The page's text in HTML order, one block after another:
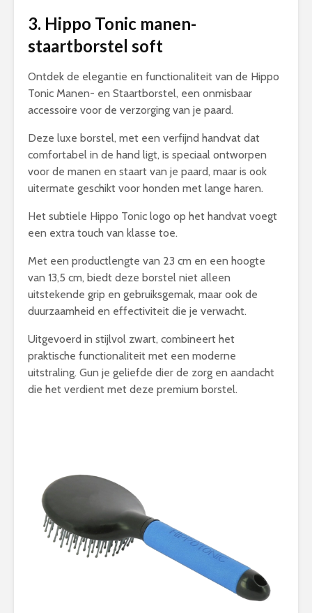
3. Hippo Tonic manen-
staartborstel soft
Ontdek de elegantie en functionaliteit van de Hippo
Tonic Manen- en Staartborstel, een onmisbaar
accessoire voor de verzorging van je paard.
Deze luxe borstel, met een verfijnd handvat dat
comfortabel in de hand ligt, is speciaal ontworpen
voor de manen en staart van je paard, maar is ook
uitermate geschikt voor honden met lange haren.
Het subtiele Hippo Tonic logo op het handvat voegt
een extra touch van klasse toe.
Met een productlengte van 23 cm en een hoogte
van 13,5 cm, biedt deze borstel niet alleen
uitstekende grip en gebruiksgemak, maar ook de
duurzaamheid en effectiviteit die je verwacht.
Uitgevoerd in stijlvol zwart, combineert het
praktische functionaliteit met een moderne
uitstraling. Gun je geliefde dier de zorg en aandacht
die het verdient met deze premium borstel.